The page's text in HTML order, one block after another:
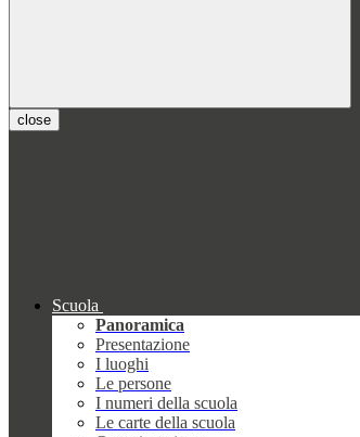
close
Scuola
Panoramica
Presentazione
I luoghi
Le persone
I numeri della scuola
Le carte della scuola